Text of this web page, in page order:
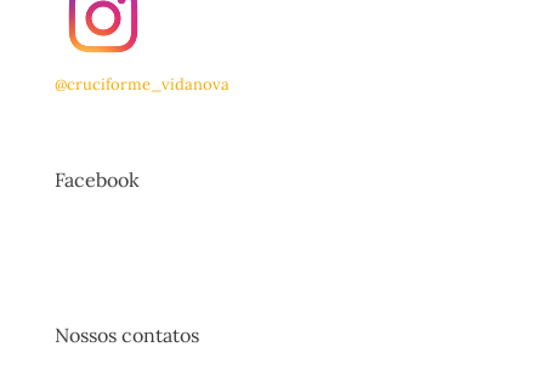
@cruciforme_vidanova
Facebook
Nossos contatos